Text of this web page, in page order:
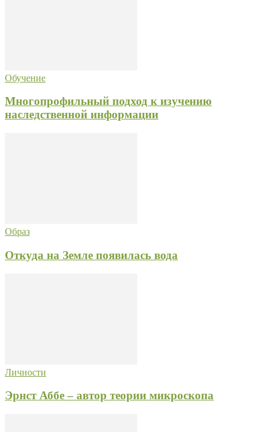
Обучение
Многопрофильный подход к изучению
наследственной информации
Образ
Откуда на Земле появилась вода
Личности
Эрнст Аббе – автор теории микроскопа